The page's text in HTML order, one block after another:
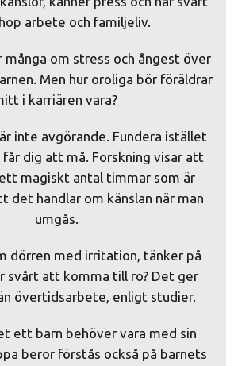
arbete och familjeliv.
om stress och ångest över
Men hur oroliga bör föräldrar
i karriären vara?
inte avgörande. Fundera istället
dig att må. Forskning visar att
magiskt antal timmar som är
det handlar om känslan när man
umgås.
dörren med irritation, tänker på
svårt att komma till ro? Det ger
övertidsarbete, enligt studier.
ett barn behöver vara med sin
beror förstås också på barnets